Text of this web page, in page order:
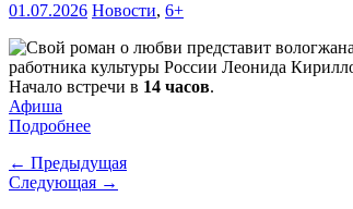
01.07.2026 Новости, 6+
работника культуры России Леонида
Начало встречи в 14 часов.
Афиша
Подробнее
← Предыдущая
Следующая →